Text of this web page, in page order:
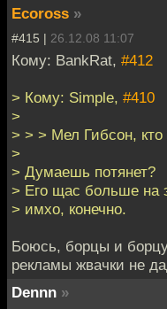
Ecoross »
#415 | 26.12.08 11:07
Кому: BankRat, #412
> Кому: Simple, #410
>
> > > Мел Гибсон,
>
> Думаешь потянет?
> Его щас больше на
> имхо, конечно.
Боюсь, борцы и
рекламы жвачки не
Dennn »